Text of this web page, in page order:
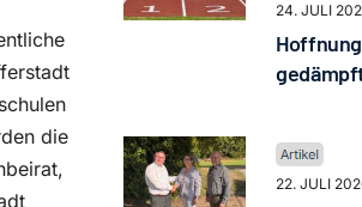
die
24. JULI
22. JULI